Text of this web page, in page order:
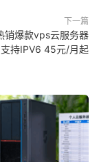
下一篇
销爆款vps云服务器
支持IPV6 45元/月起